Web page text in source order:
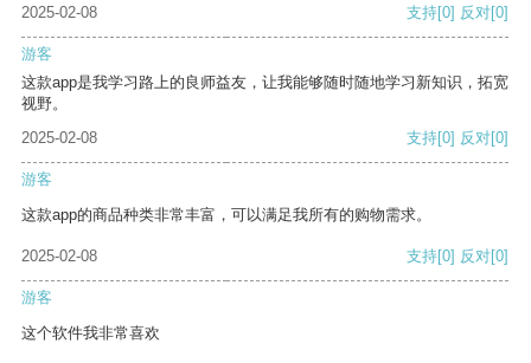
2025-02-08 支持[0] 反对[0]
游客
这款app是我学习路上的良师益友，让我能够随时随地学习新知识，拓宽
视野。
2025-02-08
支持[0] 反对[0]
游客
这款app的商品种类非常丰富，可以满足我所有的购物需求。
2025-02-08 支持[0] 反对[0]
游客
这个软件我非常喜欢